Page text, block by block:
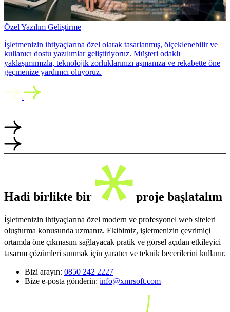
Özel Yazılım Geliştirme
İşletmenizin ihtiyaçlarına özel olarak tasarlanmış, ölçeklenebilir ve
kullanıcı dostu yazılımlar geliştiriyoruz. Müşteri odaklı
yaklaşımımızla, teknolojik zorluklarınızı aşmanıza ve rekabette öne
geçmenize yardımcı oluyoruz.
Hadi birlikte bir proje başlatalım
İşletmenizin ihtiyaçlarına özel modern ve profesyonel web siteleri
oluşturma konusunda uzmanız. Ekibimiz, işletmenizin çevrimiçi
ortamda öne çıkmasını sağlayacak pratik ve görsel açıdan etkileyici
tasarım çözümleri sunmak için yaratıcı ve teknik becerilerini kullanır.
Bizi arayın: 0850 242 2227
Bize e-posta gönderin: info@xmrsoft.com